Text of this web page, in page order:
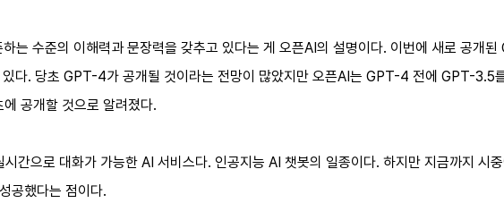
는 수준의 이해력과 문장력을 갖추고 있다는 게 오픈AI의 설명이다. 이번에 새로 공개
다. 당초 GPT-4가 공개될 것이라는 전망이 많았지만 오픈AI는 GPT-4 전에 GPT-3.5
공개할 것으로 알려졌다.
간으로 대화가 가능한 AI 서비스다. 인공지능 AI 챗봇의 일종이다. 하지만 지금까지 시
공했다는 점이다.